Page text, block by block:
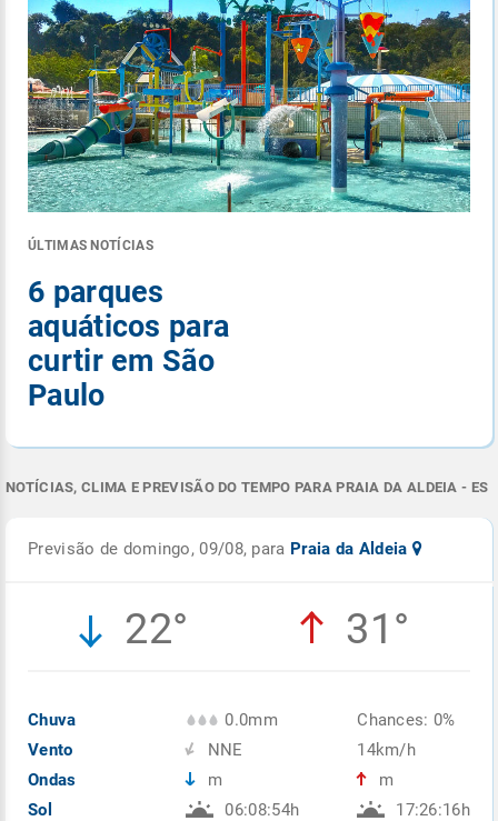
ÚLTIMAS NOTÍCIAS
6 parques
aquáticos para
curtir em São
Paulo
NOTÍCIAS, CLIMA E PREVISÃO DO TEMPO PARA PRAIA DA ALDEIA - ES
Previsão de domingo, 09/08, para Praia da Aldeia
22° 31°
Chuva
Vento
Ondas
Sol
0.0mm
NNE
m
06:08:54h
Chances: 0%
14km/h
m
17:26:16h